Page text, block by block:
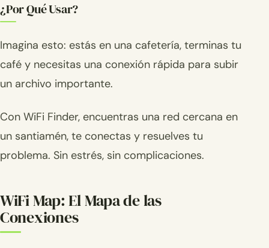
¿Por Qué Usar?
Imagina esto: estás en una cafetería, terminas tu
café y necesitas una conexión rápida para subir
un archivo importante.
Con WiFi Finder, encuentras una red cercana en
un santiamén, te conectas y resuelves tu
problema. Sin estrés, sin complicaciones.
WiFi Map: El Mapa de las
Conexiones